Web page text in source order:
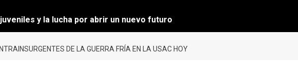
y la lucha por abrir un nuevo futuro
DE LA GUERRA FRÍA EN LA USAC HOY